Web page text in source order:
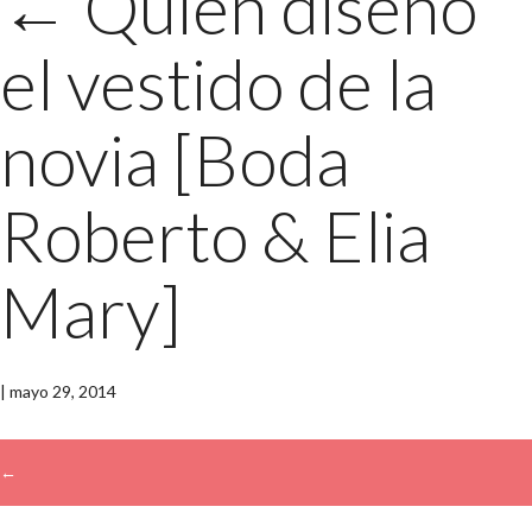
el vestido de la
novia [Boda
Roberto & Elia
Mary]
| mayo 29, 2014
←